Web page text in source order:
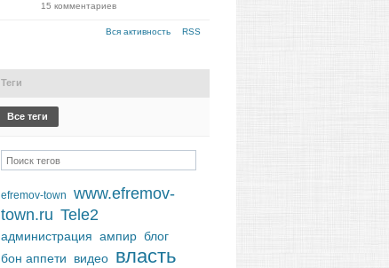
15 комментариев
Вся активность RSS
Теги
Все теги
efremov-town
www.efremov-
town.ru Tele2
администрация ампир блог
бон аппети
видео власть